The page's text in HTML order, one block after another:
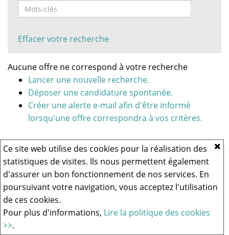
Ce site web utilise des cookies pour la réalisation des
statistiques de visites. Ils nous permettent également
d'assurer un bon fonctionnement de nos services. En
poursuivant votre navigation, vous acceptez l'utilisation
de ces cookies.
Pour plus d'informations, Lire la politique des cookies
>>.
Effacer votre recherche
Aucune offre ne correspond à votre recherche
Lancer une nouvelle recherche.
Déposer une candidature spontanée.
Créer une alerte e-mail afin d'être informé
lorsqu'une offre correspondra à vos critères.
Vous rencontrez un problème technique,cliquez ici pour nous
contacter.
Logiciel de recrutement